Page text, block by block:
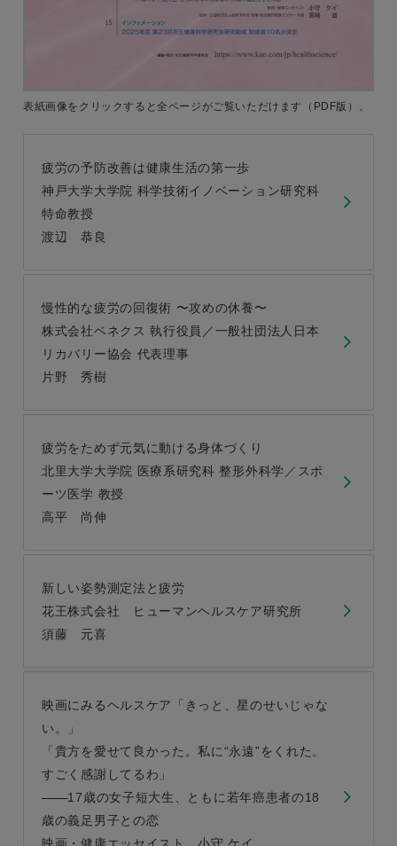
表紙画像をクリックすると全ページがご覧いただけます （PDF版）。
疲労の予防改善は健康生活の第一歩
神戸大学大学院 科学技術イノベーション研究科
特命教授
渡辺 恭良
慢性的な疲労の回復術 〜攻めの休養〜
株式会社ベネクス 執行役員／一般社団法人日本
リカバリー協会 代表理事
片野 秀樹
疲労をためず元気に動ける身体づくり
北里大学大学院 医療系研究科 整形外科学／スポ
ーツ医学 教授
高平 尚伸
新しい姿勢測定法と疲労
花王株式会社 ヒューマンヘルスケア研究所
須藤 元喜
映画にみるヘルスケア「きっと、星のせいじゃな
い。」
「貴方を愛せて良かった。私に“永遠”をくれた。
すごく感謝してるわ」
17歳の女子短大生、ともに若年癌患者の18
歳の義足男子との恋